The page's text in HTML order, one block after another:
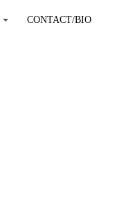
CONTACT/BIO